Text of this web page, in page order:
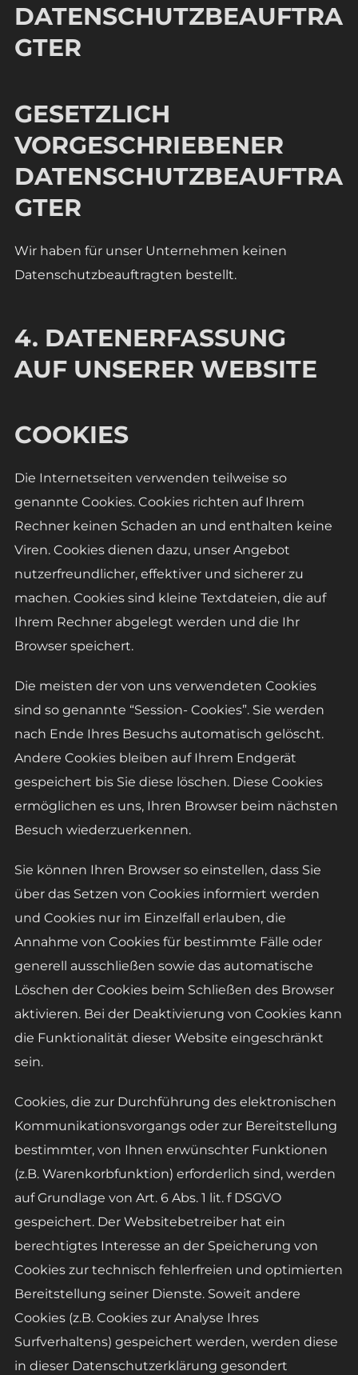
DATENSCHUTZBEAUFTRA
GTER
GESETZLICH
VORGESCHRIEBENER
DATENSCHUTZBEAUFTRA
GTER
Wir haben für unser Unternehmen keinen
Datenschutzbeauftragten bestellt.
4. DATENERFASSUNG
AUF UNSERER WEBSITE
COOKIES
Die Internetseiten verwenden teilweise so
genannte Cookies. Cookies richten auf Ihrem
Rechner keinen Schaden an und enthalten keine
Viren. Cookies dienen dazu, unser Angebot
nutzerfreundlicher, effektiver und sicherer zu
machen. Cookies sind kleine Textdateien, die auf
Ihrem Rechner abgelegt werden und die Ihr
Browser speichert.
Die meisten der von uns verwendeten Cookies
sind so genannte “Session- Cookies”. Sie werden
nach Ende Ihres Besuchs automatisch gelöscht.
Andere Cookies bleiben auf Ihrem Endgerät
gespeichert bis Sie diese löschen. Diese Cookies
ermöglichen es uns, Ihren Browser beim nächsten
Besuch wiederzuerkennen.
Sie können Ihren Browser so einstellen, dass Sie
über das Setzen von Cookies informiert werden
und Cookies nur im Einzelfall erlauben, die
Annahme von Cookies für bestimmte Fälle oder
generell ausschließen sowie das automatische
Löschen der Cookies beim Schließen des Browser
aktivieren. Bei der Deaktivierung von Cookies kann
die Funktionalität dieser Website eingeschränkt
sein.
Cookies, die zur Durchführung des elektronischen
Kommunikationsvorgangs oder zur Bereitstellung
bestimmter, von Ihnen erwünschter Funktionen
(z.B. Warenkorbfunktion) erforderlich sind, werden
auf Grundlage von Art. 6 Abs. 1 lit. f DSGVO
gespeichert. Der Websitebetreiber hat ein
berechtigtes Interesse an der Speicherung von
Cookies zur technisch fehlerfreien und optimierten
Bereitstellung seiner Dienste. Soweit andere
Cookies (z.B. Cookies zur Analyse Ihres
Surfverhaltens) gespeichert werden, werden diese
in dieser Datenschutzerklärung gesondert